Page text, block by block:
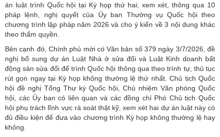
án luật trình Quốc hội tại Kỳ họp thứ hai; xem xét, thông qua 10
pháp lệnh, nghị quyết của Ủy ban Thường vụ Quốc hội theo
chương trình lập pháp năm 2026 và cho ý kiến về 3 nội dung khác
theo thẩm quyền.
Bên cạnh đó, Chính phủ mới có Văn bản số 379 ngày 3/7/2026, đề
nghị bổ sung dự án Luật Nhà ở sửa đổi và Luật Kinh doanh bất
động sản sửa đổi để trình Quốc hội thông qua theo trình tự, thủ tục
rút gọn ngay tại Kỳ họp không thường lệ thứ nhất. Chủ tịch Quốc
hội đề nghị Tổng Thư ký Quốc hội, Chủ nhiệm Văn phòng Quốc
hội, các Ủy ban có liên quan và các đồng chí Phó Chủ tịch Quốc
hội phụ trách lĩnh vực rà soát thật kỹ, xem xét hai dự án luật này có
đủ điều kiện để đưa vào chương trình Kỳ họp không thường lệ hay
không.